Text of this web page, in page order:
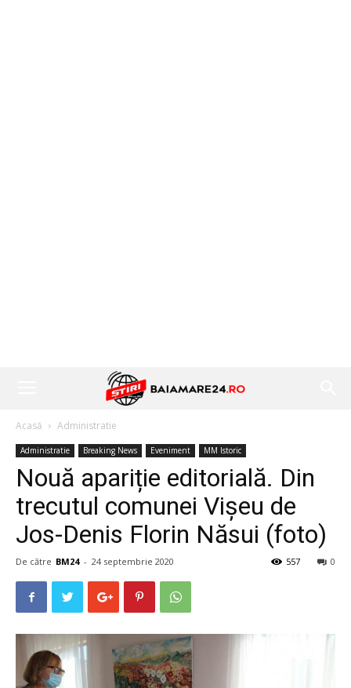
Acasă Administratie
Administratie Breaking News Eveniment MM Istoric
Nouă apariție editorială. Din
trecutul comunei Vișeu de
Jos-Denis Florin Năsui (foto)
De către BM24 - 24 septembrie 2020 0
557